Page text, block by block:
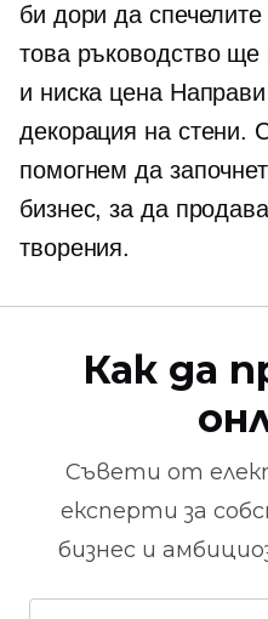
би дори да
това ръководство
и ниска ценаНаправи
декорация на стени.
помогнем да
бизнес, за да
творения.
Как да
Съвети от
експерти за
бизнес и